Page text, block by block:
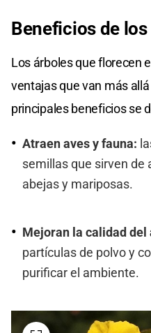
Beneficios de
Los árboles que florecen
ventajas que van más
principales beneficios se
Atraen aves y fauna:
semillas que sirven de
abejas y mariposas.
Mejoran la calidad del
partículas de polvo y
purificar el ambiente.